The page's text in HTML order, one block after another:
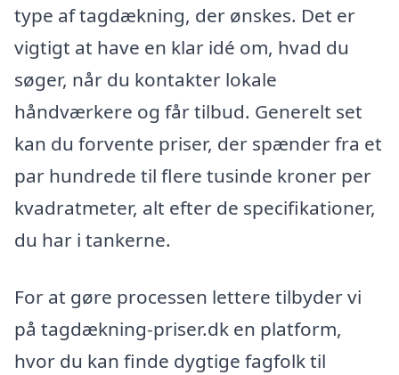
type af tagdækning, der ønskes. Det er
vigtigt at have en klar idé om, hvad du
søger, når du kontakter lokale
håndværkere og får tilbud. Generelt set
kan du forvente priser, der spænder fra et
par hundrede til flere tusinde kroner per
kvadratmeter, alt efter de specifikationer,
du har i tankerne.
For at gøre processen lettere tilbyder vi
på tagdækning-priser.dk en platform,
hvor du kan finde dygtige fagfolk til